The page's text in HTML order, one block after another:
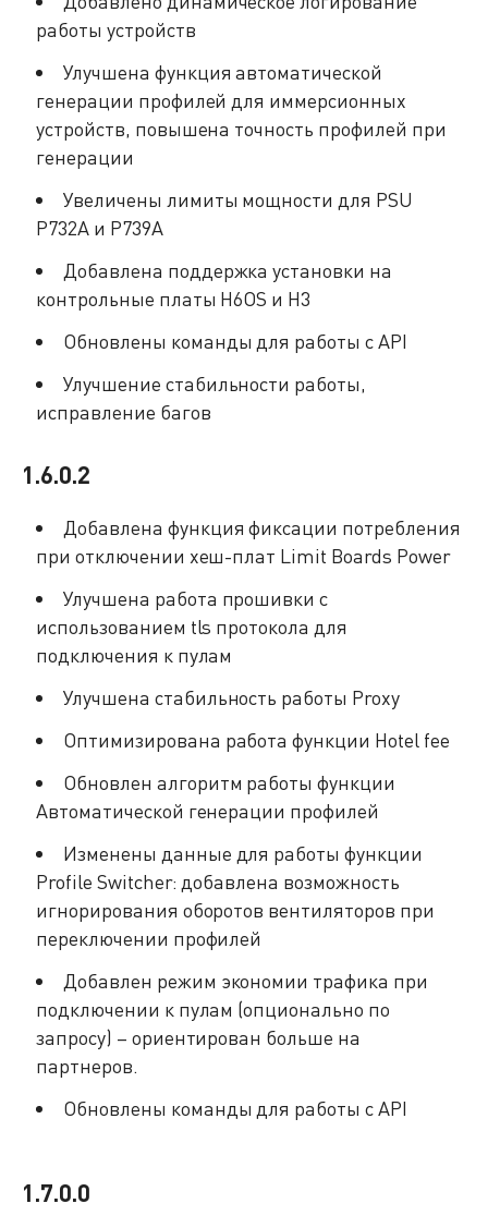
работы устройств
Улучшена функция автоматической
генерации профилей для иммерсионных
устройств, повышена точность профилей при
генерации
Увеличены лимиты мощности для PSU
P732A и P739A
Добавлена поддержка установки на
контрольные платы H6OS и H3
Обновлены команды для работы с API
Улучшение стабильности работы,
исправление багов
1.6.0.2
Добавлена функция фиксации потребления
при отключении хеш-плат Limit Boards Power
Улучшена работа прошивки с
использованием tls протокола для
подключения к пулам
Улучшена стабильность работы Proxy
Оптимизирована работа функции Hotel fee
Обновлен алгоритм работы функции
Автоматической генерации профилей
Изменены данные для работы функции
Profile Switcher: добавлена возможность
игнорирования оборотов вентиляторов при
переключении профилей
Добавлен режим экономии трафика при
подключении к пулам (опционально по
запросу) – ориентирован больше на
партнеров.
Обновлены команды для работы с API
1.7.0.0